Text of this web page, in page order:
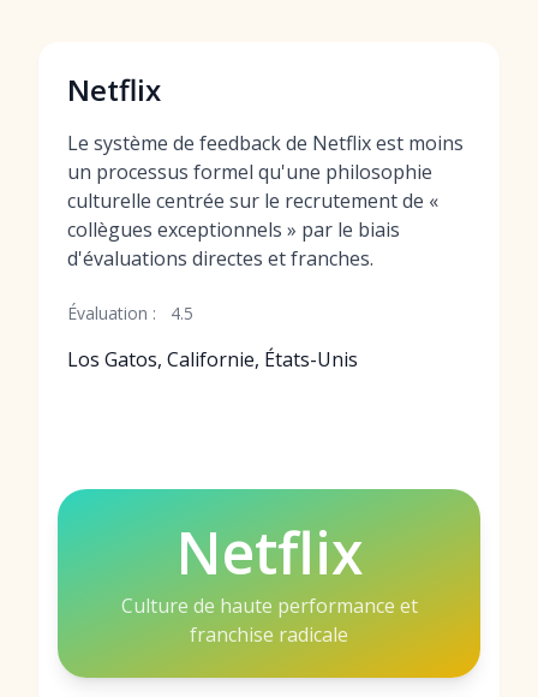
Netflix
Le système de feedback de Netflix est moins
un processus formel qu'une philosophie
culturelle centrée sur le recrutement de «
collègues exceptionnels » par le biais
d'évaluations directes et franches.
Évaluation : 4.5
Los Gatos, Californie, États-Unis
Netflix
Culture de haute performance et
franchise radicale